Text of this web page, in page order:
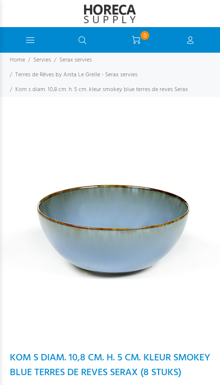
0
Home Servies
Serax servies
Terres de Rêves by Anita Le Grelle - Serax servies
Kom s diam. 10,8 cm. h. 5 cm. kleur smokey blue terres de reves Serax
KOM S DIAM. 10,8 CM. H. 5 CM. KLEUR SMOKEY
BLUE TERRES DE REVES SERAX (8 STUKS)